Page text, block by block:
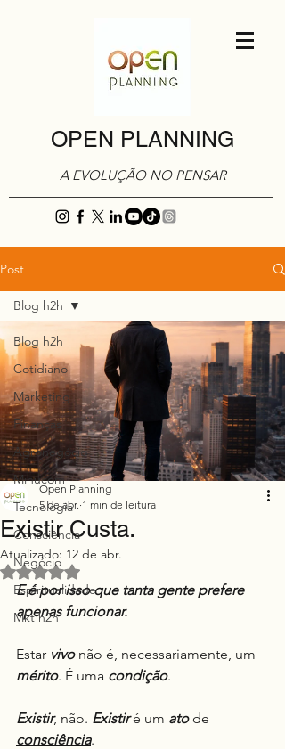
OPEN PLANNING
A EVOLUÇÃO NO PENSAR
Post
Blog h2h
Cotidiano
Marketing
Finanças
Agronegócio
Minucom
Tecnologia
Consciência
Negócio
Espiritualidade
Mkt h2h
Blog h2h
Existir Custa.
Open Planning
5 de abr. 1 min de leitura
Atualizado: 12 de abr.
Avaliado com NaN de 5 estrelas.
E é por isso que tanta gente prefere
apenas funcionar.
Estar vivo não é, necessariamente, um
mérito. É uma condição.
Existir, não. Existir é um ato de
consciência.